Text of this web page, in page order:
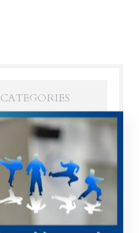
CATEGORIES